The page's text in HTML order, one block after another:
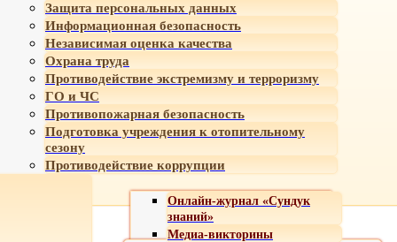
Защита персональных данных
Информационная безопасность
Независимая оценка качества
Охрана труда
Противодействие экстремизму и терроризму
ГО и ЧС
Противопожарная безопасность
Подготовка учреждения к отопительному
сезону
Противодействие коррупции
Онлайн-журнал «Сундук
знаний»
Медиа-викторины